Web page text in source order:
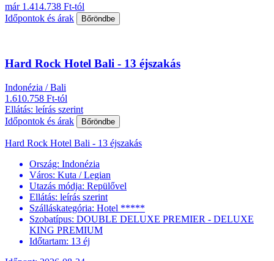
már 1.414.738 Ft-tól
Időpontok és árak
Bőröndbe
Hard Rock Hotel Bali - 13 éjszakás
Indonézia / Bali
1.610.758 Ft-tól
Ellátás: leírás szerint
Időpontok és árak
Bőröndbe
Hard Rock Hotel Bali - 13 éjszakás
Ország: Indonézia
Város: Kuta / Legian
Utazás módja: Repülővel
Ellátás: leírás szerint
Szálláskategória: Hotel *****
Szobatípus: DOUBLE DELUXE PREMIER - DELUXE
KING PREMIUM
Időtartam: 13 éj